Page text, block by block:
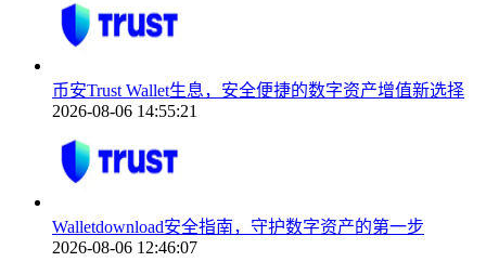
币安Trust Wallet生息，安全便捷的数字资产增值新选择
2026-08-06 14:55:21
Walletdownload安全指南，守护数字资产的第一步
2026-08-06 12:46:07